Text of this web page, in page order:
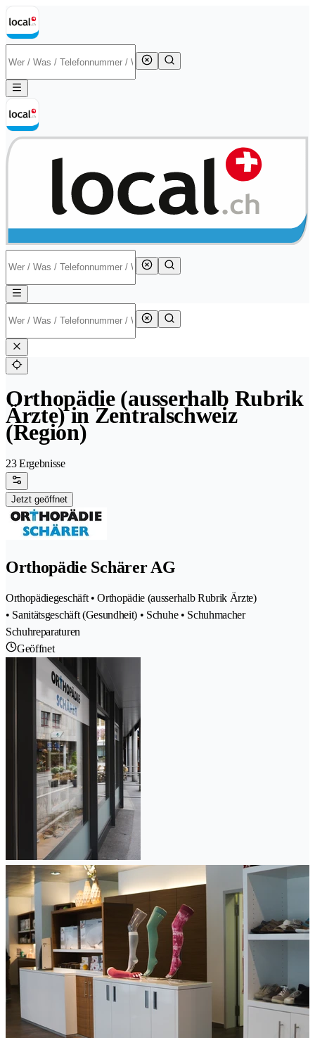
Orthopädie (ausserhalb Rubrik
Ärzte) in Zentralschweiz
(Region)
23 Ergebnisse
Jetzt geöffnet
Orthopädie Schärer AG
Orthopädiegeschäft • Orthopädie (ausserhalb Rubrik Ärzte)
• Sanitätsgeschäft (Gesundheit) • Schuhe • Schuhmacher
Schuhreparaturen
Geöffnet